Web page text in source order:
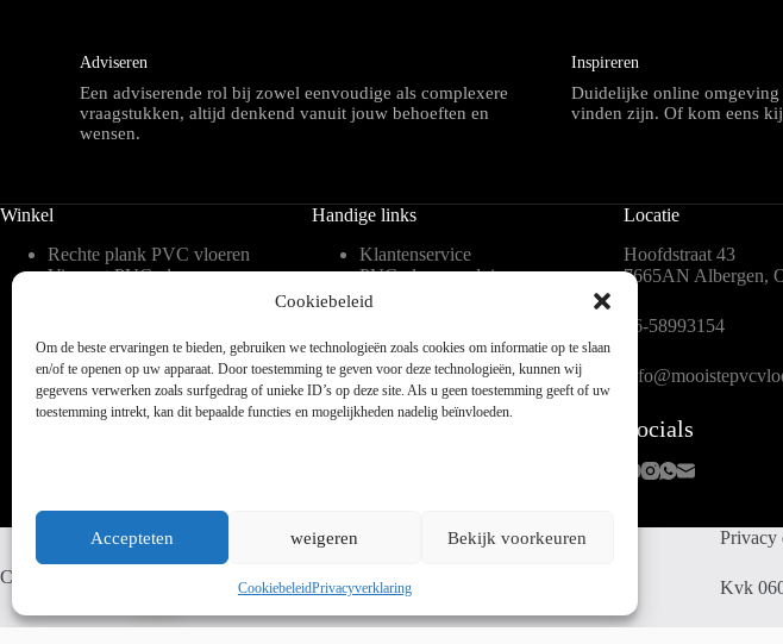
Cookiebeleid
Om de beste ervaringen te bieden, gebruiken we technologieën zoals cookies om informatie op te slaan
en/of te openen op uw apparaat. Door toestemming te geven voor deze technologieën, kunnen wij
gegevens verwerken zoals surfgedrag of unieke ID’s op deze site. Als u geen toestemming geeft of uw
toestemming intrekt, kan dit bepaalde functies en mogelijkheden nadelig beïnvloeden.
Accepteten weigeren Bekijk voorkeuren
CookiebeleidPrivacyverklaring
Adviseren
Een adviserende rol bij zowel eenvoudige als complexere
vraagstukken, altijd denkend vanuit jouw behoeften en
wensen.
Inspireren
Duidelijke online omgeving
vinden zijn. Of kom eens
Winkel
Rechte plank PVC vloeren
Visgraat PVC vloeren
vloeren
Weense punt PVC vloeren
Verlijmbare PVC vloeren
Klik PVC vloeren
Handige links
Klantenservice
PVC vloeren advies
Inspiratie
blog
Over ons
Contact
Legservice
Locatie
Hoofdstraat 43
7665AN Albergen,
06-58993154
Socials
Copyright © 2025 - WordPress thema door blocksy - Made by Jim ter Mors
Privacy
Kvk